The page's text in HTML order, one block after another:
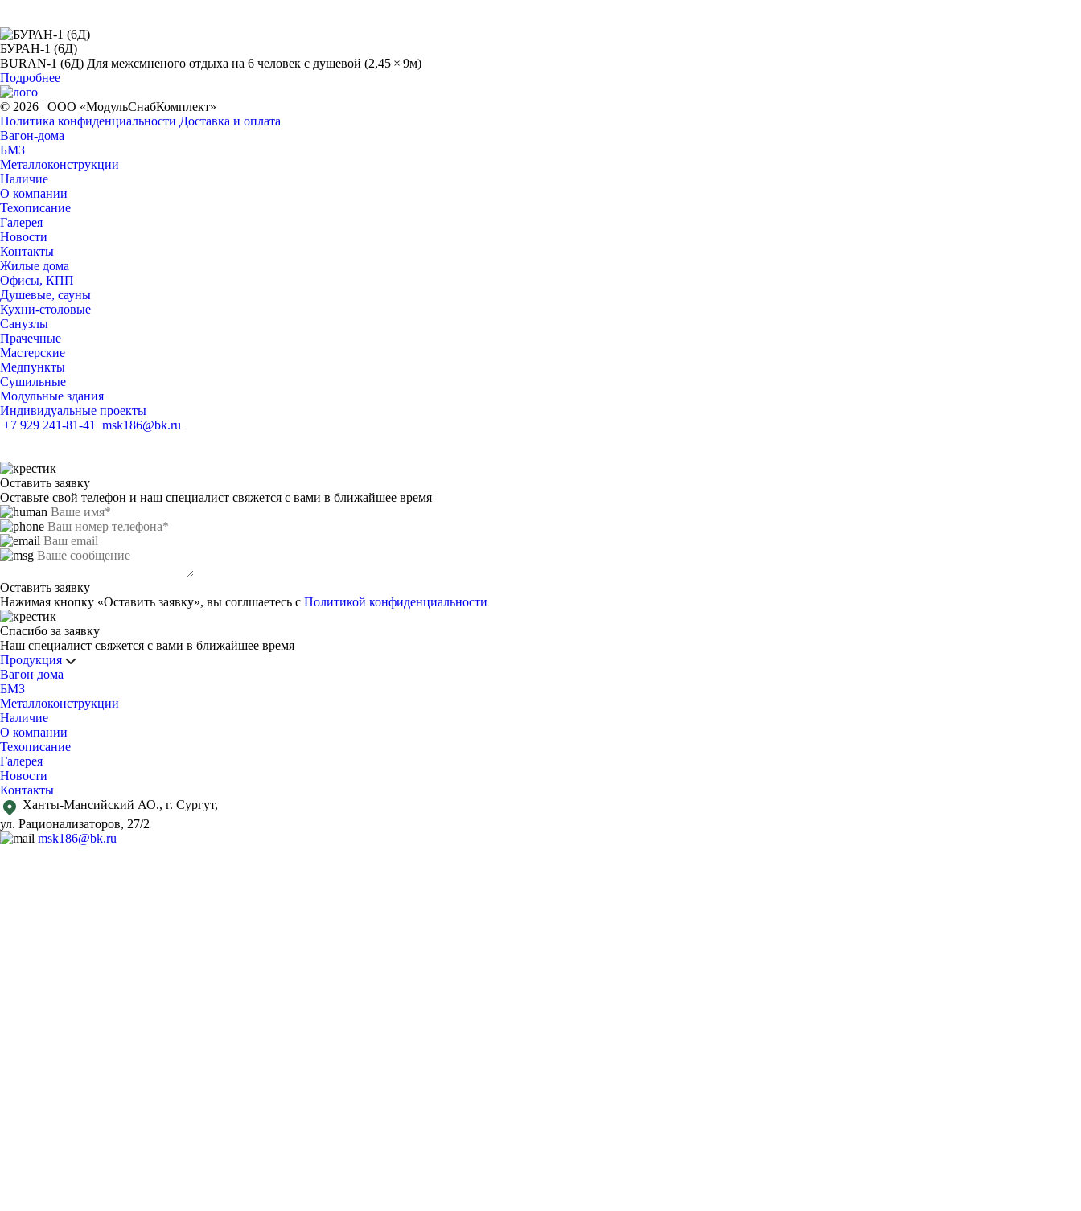
БУРАН-1 (6Д)
BURAN-1 (6Д) Для межсмненого отдыха на 6 человек с душевой (2,45 × 9м)
Подробнее
© 2026 | ООО «МодульСнабКомплект»
Политика конфиденциальности Доставка и оплата
Вагон-дома
БМЗ
Металлоконструкции
Наличие
О компании
Техописание
Галерея
Новости
Контакты
Жилые дома
Офисы, КПП
Душевые, сауны
Кухни-столовые
Санузлы
Прачечные
Мастерские
Медпункты
Сушильные
Модульные здания
Индивидуальные проекты
+7 929 241-81-41
msk186@bk.ru
Оставить заявку
Оставьте свой телефон и наш специалист свяжется с вами в ближайшее время
Оставить заявку
Нажимая кнопку «Оставить заявку», вы соглшаетесь с Политикой конфиденциальности
Спасибо за заявку
Наш специалист свяжется с вами в ближайшее время
Продукция
Вагон дома
БМЗ
Металлоконструкции
Наличие
О компании
Техописание
Галерея
Новости
Контакты
Ханты-Мансийский АО., г. Сургут,
ул. Рационализаторов, 27/2
msk186@bk.ru
Ханты-Мансийский АО., г. Сургут, ул. Рационализаторов, 27/2
msk186@bk.ru
+7 929 241-81-41
Продукция
Вагон дома
Офисы, КПП
Душевые, сауны
Кухни-столовые
Санузлы
Прачечные
Мастерские
Медпункты
Сушильные
Модульные здания
Индивидуальные проекты
БМЗ
Металлоконструкции
Наличие
О компании
Техописание
Галерея
Новости
Контакты